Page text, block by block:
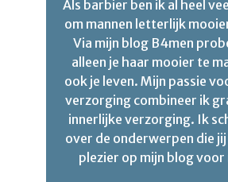
Als barbier ben ik al heel
om mannen letterlijk
Via mijn blog B4men
alleen je haar mooier te
ook je leven. Mijn passie
verzorging combineer ik
innerlijke verzorging. Ik
over de onderwerpen die
plezier op mijn blog voor